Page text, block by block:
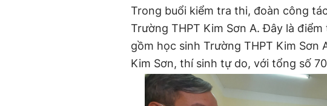
Trong buổi kiểm tra thi, đoàn công
Trường THPT Kim Sơn A. Đây là
gồm học sinh Trường THPT Kim Sơn
Kim Sơn, thí sinh tự do, với tổng số